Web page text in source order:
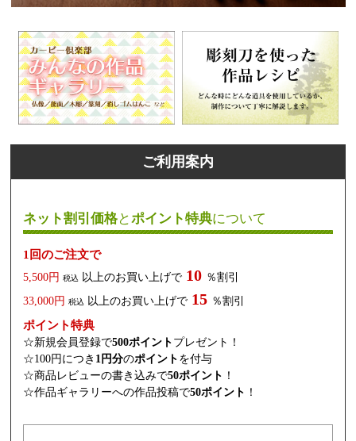
ご利用案内
ネット割引価格とポイント特典について
1回のご注文で
5,500円 税込 以上のお買い上げで 10 ％割引
33,000円 税込 以上のお買い上げで 15 ％割引
ポイント特典
☆新規会員登録で500ポイント プレゼント！
☆100円につき 1円分のポイント を付与
☆商品レビューの書き込みで50ポイント ！
☆作品ギャラリーへの作品投稿で50ポイント ！